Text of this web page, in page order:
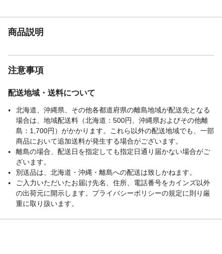
商品説明
注意事項
配送地域・送料について
北海道、沖縄県、その他各都道府県の離島地域が配送先となる
場合は、地域配送料（北海道：500円、沖縄県およびその他離
島：1,700円）がかかります。これら以外の配送地域でも、一部
商品において追加送料が発生する場合がございます。
離島の場合、配送日を指定しても指定日通り届かない場合がご
ざいます。
別送品は、北海道・沖縄・離島への配送は致しかねます。
ご入力いただいたお届け先名、住所、電話番号をカインズ以外
の出荷元に開示します。プライバシーポリシーの規定に則り厳
重に取り扱います。